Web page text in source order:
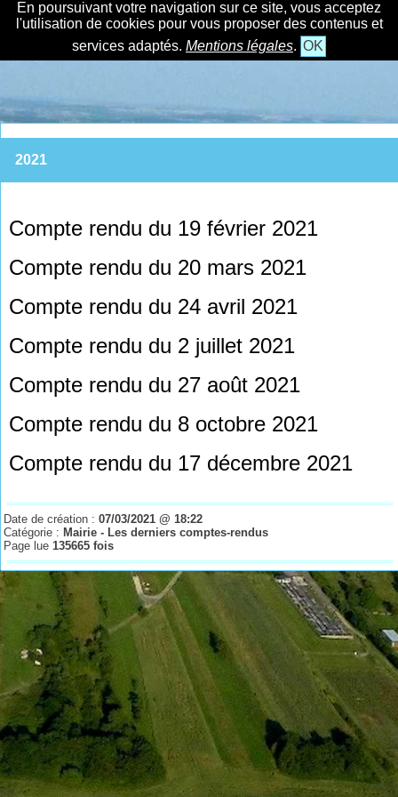
En poursuivant votre navigation sur ce site, vous acceptez
l'utilisation de cookies pour vous proposer des contenus et
services adaptés. Mentions légales. OK
2021
Compte rendu du 19 février 2021
Compte rendu du 20 mars 2021
Compte rendu du 24 avril 2021
Compte rendu du 2 juillet 2021
Compte rendu du 27 août 2021
Compte rendu du 8 octobre 2021
Compte rendu du 17 décembre 2021
Date de création :07/03/2021 @ 18:22
Catégorie : Mairie - Les derniers comptes-rendus
Page lue135665 fois